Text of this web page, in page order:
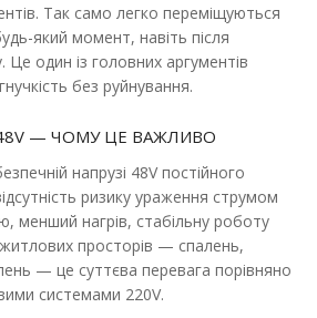
RAYFOR MT Accent чорний
50К 48V WiFi
— сучасне рішення для
та функціонального освітлен..
Так само легко переміщуються
який момент, навіть після
один із головних аргументів
без руйнування.
— ЧОМУ ЦЕ ВАЖЛИВО
напрузі 48V постійного
ризику ураження струмом
менший нагрів, стабільну роботу
просторів — спалень,
— це суттєва перевага порівняно
системами 220V.